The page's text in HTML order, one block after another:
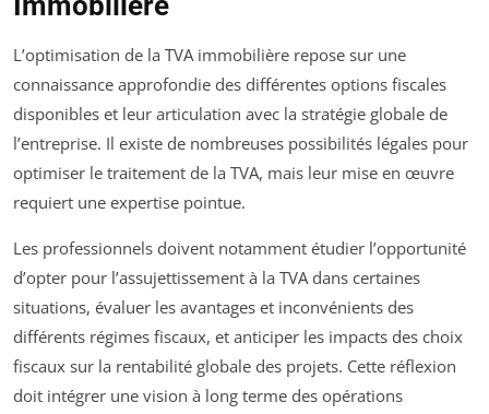
L’optimisation de la TVA immobilière repose sur une
connaissance approfondie des différentes options fiscales
disponibles et leur articulation avec la stratégie globale de
l’entreprise. Il existe de nombreuses possibilités légales pour
optimiser le traitement de la TVA, mais leur mise en œuvre
requiert une expertise pointue.
Les professionnels doivent notamment étudier l’opportunité
d’opter pour l’assujettissement à la TVA dans certaines
situations, évaluer les avantages et inconvénients des
différents régimes fiscaux, et anticiper les impacts des choix
fiscaux sur la rentabilité globale des projets. Cette réflexion
doit intégrer une vision à long terme des opérations